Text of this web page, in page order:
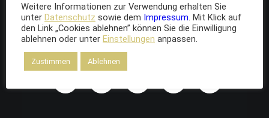
Weitere Informationen zur Verwendung erhalten Sie
unter Datenschutz sowie dem Impressum . Mit Klick auf
den Link „Cookies ablehnen” können Sie die Einwilligung
ablehnen oder unter Einstellungen anpassen.
Zustimmen Ablehnen